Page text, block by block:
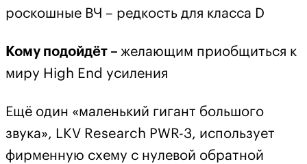
роскошные ВЧ – редкость для класса D
Кому подойдёт – желающим приобщиться к
миру High End усиления
Ещё один «маленький гигант большого
звука», LKV Research PWR-3, использует
фирменную схему с нулевой обратной